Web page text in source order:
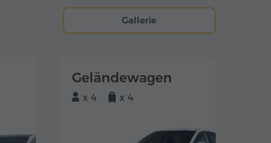
Gallerie
Geländewagen
x 4 x 4